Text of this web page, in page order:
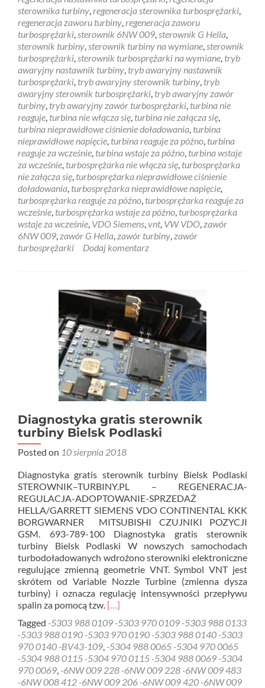
sterownika turbiny,regeneracja sterownika turbosprężarki,
regeneracja zaworu turbiny,regeneracja zaworu
turbosprężarki,sterownik 6NW 009,sterownik G Hella,
sterownik turbiny,sterownik turbiny na wymiane,sterownik
turbosprężarki,sterownik turbosprężarki na wymiane, tryb
awaryjny nastawnik turbiny, tryb awaryjny nastawnik
turbosprężarki, tryb awaryjny sterownik turbiny, tryb
awaryjny sterownik turbosprężarki, tryb awaryjny zawór
turbiny, tryb awaryjny zawór turbosprężarki, turbina nie
reaguje, turbina nie włącza się, turbina nie załącza się,
turbina nieprawidłowe ciśnienie doładowania, turbina
nieprawidłowe napięcie, turbina reaguje za późno, turbina
reaguje za wcześnie, turbina wstaje za późno, turbina wstaje
za wcześnie, turbosprężarka nie włącza się, turbosprężarka
nie załącza się, turbosprężarka nieprawidłowe ciśnienie
doładowania, turbosprężarka nieprawidłowe napięcie,
turbosprężarka reaguje za późno, turbosprężarka reaguje za
wcześnie, turbosprężarka wstaje za późno, turbosprężarka
wstaje za wcześnie, VDO Siemens,vnt, VW VDO,zawór
6NW 009,zawór G Hella,zawór turbiny,zawór
turbosprężarki
Dodaj komentarz
Diagnostyka gratis sterownik
turbiny Bielsk Podlaski
Posted on 10 sierpnia 2018
Diagnostyka gratis sterownik turbiny Bielsk Podlaski
STEROWNIK–TURBINY.PL – REGENERACJA-
REGULACJA-ADOPTOWANIE-SPRZEDAŻ
HELLA/GARRETT SIEMENS VDO CONTINENTAL KKK
BORGWARNER MITSUBISHI CZUJNIKI POZYCJI
GSM. 693-789-100 Diagnostyka gratis sterownik
turbiny Bielsk Podlaski W nowszych samochodach
turbodoładowanych wdrożono sterowniki elektroniczne
regulujące zmienną geometrie VNT. Symbol VNT jest
skrótem od Variable Nozzle Turbine (zmienna dysza
turbiny) i oznacza regulację intensywności przepływu
spalin za pomocą tzw. Read
about
Diagnostyka
gratis
sterownik
turbiny
[…]
Tagged -5303 988 0109 -5303 970 0109 -5303 988 0133
-5303 988 0190 -5303 970 0190 -5303 988 0140 -5303
970 0140 -BV43-109, -5304 988 0065 -5304 970 0065
-5304 988 0115 -5304 970 0115 -5304 988 0069 -5304
970 0069, -6NW 009 228 -6NW 009 228 -6NW 009 483
-6NW 008 412 -6NW 009 206 -6NW 009 420 -6NW 009